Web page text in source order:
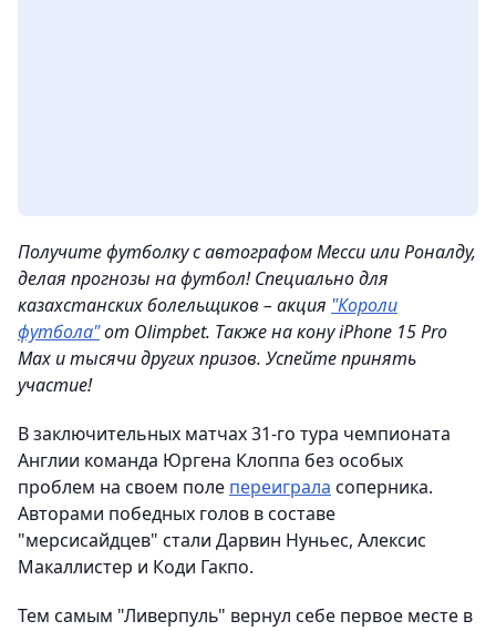
Получите футболку с автографом Месси или Роналду,
делая прогнозы на футбол! Специально для
казахстанских болельщиков – акция "Короли
футбола"от Olimpbet. Также на кону iPhone 15 Pro
Max и тысячи других призов. Успейте принять
участие!
В заключительных матчах 31-го тура чемпионата
Англии команда Юргена Клоппа без особых
проблем на своем поле переиграла соперника.
Авторами победных голов в составе
"мерсисайдцев" стали Дарвин Нуньес, Алексис
Макаллистер и Коди Гакпо.
Тем самым "Ливерпуль" вернул себе первое месте в